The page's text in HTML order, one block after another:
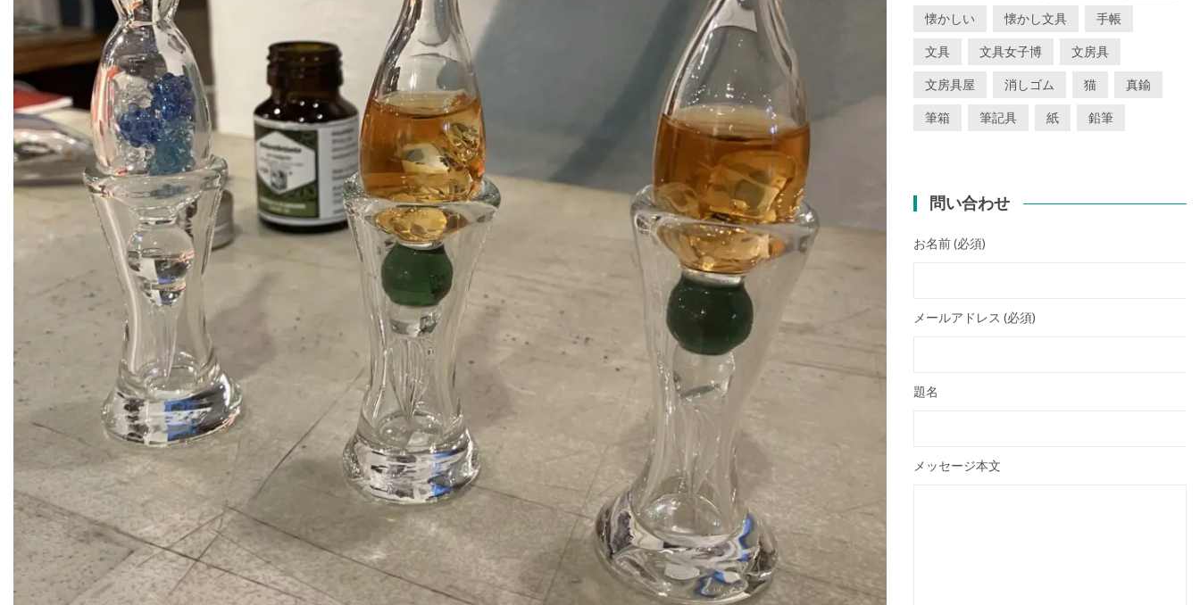
懐かしい 懐かし文具 手帳
文具 文具女子博 文房具
文房具屋 消しゴム 猫 真鍮
筆箱 筆記具 紙 鉛筆
問い合わせ
お名前 (必須)
メールアドレス (必須)
題名
メッセージ本文